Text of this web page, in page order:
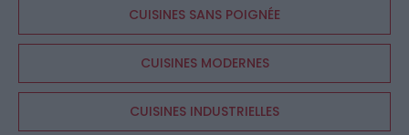
CUISINES SANS POIGNÉE
CUISINES MODERNES
CUISINES INDUSTRIELLES